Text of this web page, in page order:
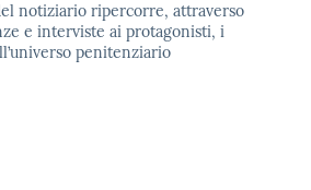
notiziario ripercorre, attraverso
e interviste ai protagonisti, i
penitenziario